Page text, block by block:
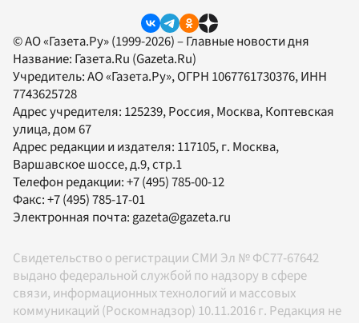
© АО «Газета.Ру» (1999-2026) – Главные новости дня
Название: Газета.Ru (Gazeta.Ru)
Учредитель:АО «Газета.Ру», ОГРН 1067761730376, ИНН
7743625728
Адрес учредителя: 125239, Россия, Москва, Коптевская
улица, дом 67
Адрес редакции и издателя: 117105, г. Москва,
Варшавское шоссе, д.9, стр.1
Телефон редакции:+7 (495) 785-00-12
Факс:+7 (495) 785-17-01
Электронная почта:gazeta@gazeta.ru
Свидетельство о регистрации СМИ Эл № ФС77-67642
выдано федеральной службой по надзору в сфере
связи, информационных технологий и массовых
коммуникаций (Роскомнадзор) 10.11.2016 г. Редакция не